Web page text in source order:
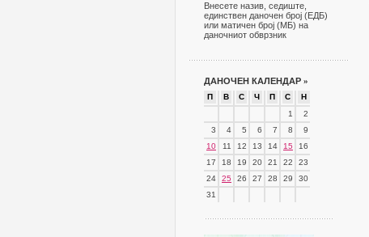
Внесете назив, седиште,
единствен даночен број (ЕДБ)
или матичен број (МБ) на
даночниот обврзник
ДАНОЧЕН КАЛЕНДАР »
П В С Ч П С
Н
1
2
3
4 5 6 7 8
9
10
11 12 13 14 15
16
17
18 19 20 21 22
23
24
25 26 27 28 29
30
31